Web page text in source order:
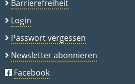
Barrierefreiheit
Login
Passwort vergessen
Newsletter abonnieren
Facebook